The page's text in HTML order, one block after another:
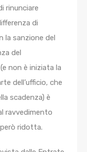
rinunciare
di
la sanzione del
del
non è iniziata la
dell’ufficio, che
scadenza) è
ravvedimento
ridotta.